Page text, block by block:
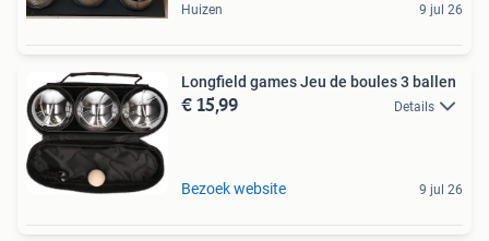
Huizen 9 jul 26
Longfield games Jeu de boules 3 ballen
€ 15,99 Details
Bezoek website 9 jul 26